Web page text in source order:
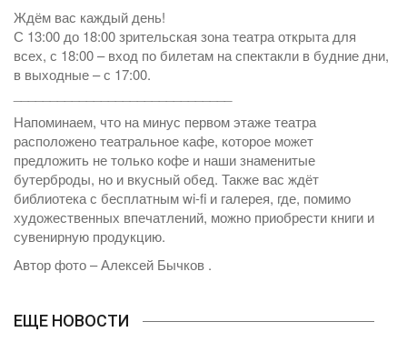
Ждём вас каждый день!
С 13:00 до 18:00 зрительская зона театра открыта для
всех, с 18:00 – вход по билетам на спектакли в будние дни,
в выходные – с 17:00.
Напоминаем, что на минус первом этаже театра
расположено театральное кафе, которое может
предложить не только кофе и наши знаменитые
бутерброды, но и вкусный обед. Также вас ждёт
библиотека с бесплатным wi-fi и галерея, где, помимо
художественных впечатлений, можно приобрести книги и
сувенирную продукцию.
Автор фото – Алексей Бычков .
ЕЩЕ НОВОСТИ